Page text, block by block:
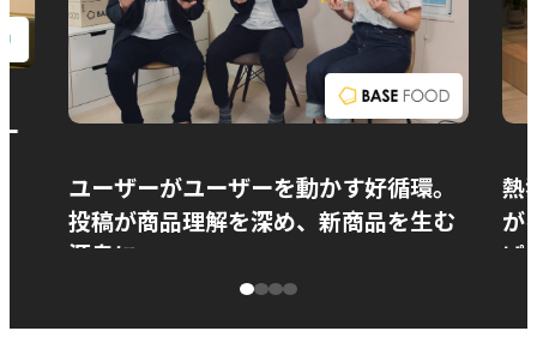
ユーザーがユーザーを動かす好循環。
投稿が商品理解を深め、新商品を生む
源泉に
熱
が
ぱ